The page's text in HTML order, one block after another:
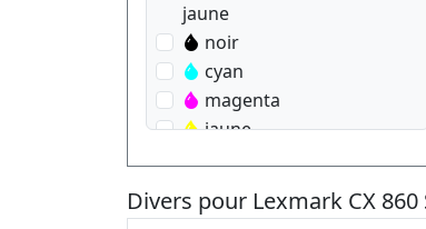
jaune
noir
cyan
magenta
jaune
magenta
Divers pour Lexmark CX 860